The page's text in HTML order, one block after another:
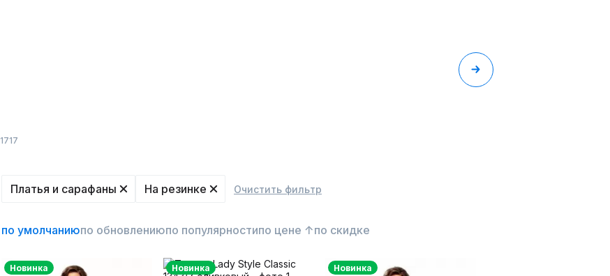
1717
Платья и сарафаны На резинке Очистить фильтр
по умолчаниюпо обновлениюпо популярностипо цене ↑по скидке
Новинка Новинка Новинка